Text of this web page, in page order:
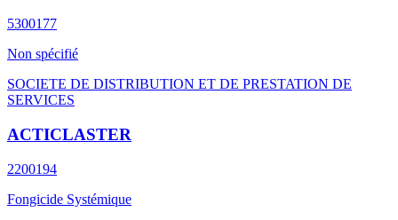
5300177
Non spécifié
SOCIETE DE DISTRIBUTION ET DE PRESTATION DE
SERVICES
ACTICLASTER
2200194
Fongicide Systémique